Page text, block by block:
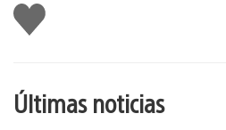
Me
gusta
Últimas noticias